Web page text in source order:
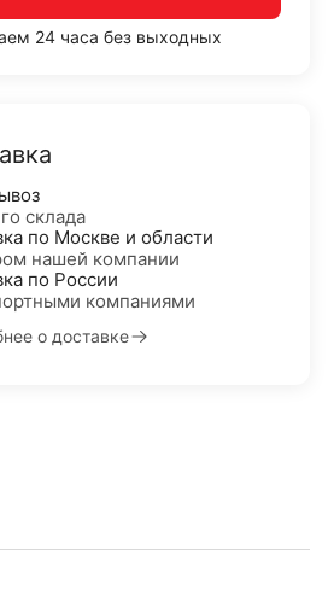
24 часа без выходных
склада
по Москве и области
нашей компании
по России
компаниями
о доставке